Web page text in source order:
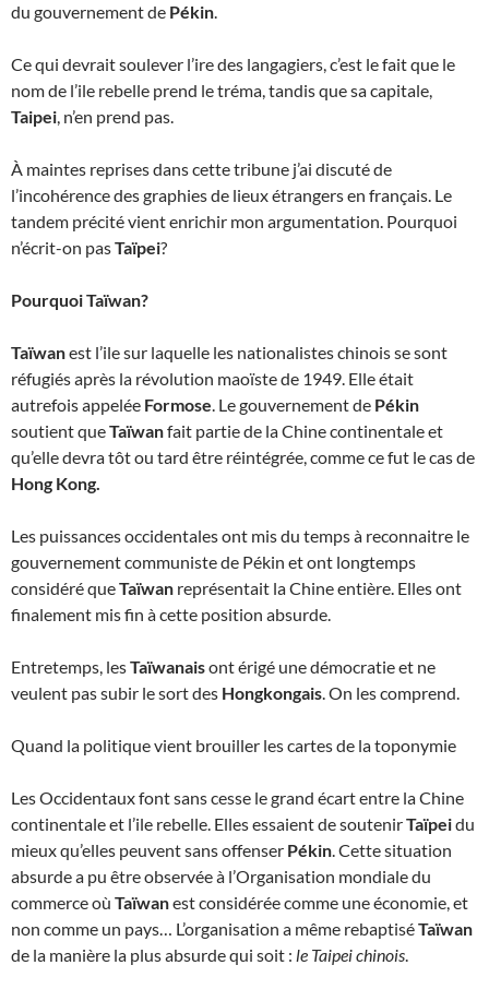
du gouvernement de Pékin.
Ce qui devrait soulever l’ire des langagiers, c’est le fait que le
nom de l’ile rebelle prend le tréma, tandis que sa capitale,
Taipei, n’en prend pas.
À maintes reprises dans cette tribune j’ai discuté de
l’incohérence des graphies de lieux étrangers en français. Le
tandem précité vient enrichir mon argumentation. Pourquoi
n’écrit-on pasTaïpei?
Pourquoi Taïwan?
Taïwanest l’ile sur laquelle les nationalistes chinois se sont
réfugiés après la révolution maoïste de 1949. Elle était
autrefois appelée Formose. Le gouvernement de Pékin
soutient queTaïwanfait partie de la Chine continentale et
qu’elle devra tôt ou tard être réintégrée, comme ce fut le cas de
Hong Kong.
Les puissances occidentales ont mis du temps à reconnaitre le
gouvernement communiste de Pékin et ont longtemps
considéré queTaïwan représentait la Chine entière. Elles ont
finalement mis fin à cette position absurde.
Entretemps, lesTaïwanaisont érigé une démocratie et ne
veulent pas subir le sort des Hongkongais. On les comprend.
Quand la politique vient brouiller les cartes de la toponymie
Les Occidentaux font sans cesse le grand écart entre la Chine
continentale et l’ile rebelle. Elles essaient de soutenirTaïpeidu
mieux qu’elles peuvent sans offenser Pékin. Cette situation
absurde a pu être observée à l’Organisation mondiale du
commerce où Taïwanest considérée comme une économie, et
non comme un pays… L’organisation a même rebaptiséTaïwan
de la manière la plus absurde qui soit : le Taipei chinois.